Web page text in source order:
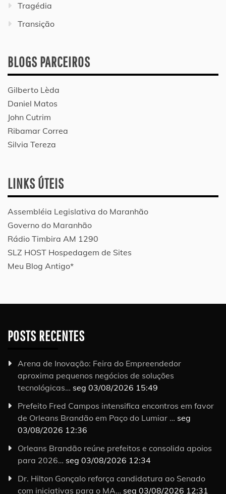
Tragédia
Transição
BLOGS PARCEIROS
Gilberto Lèda
Daniel Matos
John Cutrim
Ribamar Correa
Silvia Tereza
LINKS ÚTEIS
Assembléia Legislativa do Maranhão
Governo do Maranhão
Rádio Timbira AM 1290
SLZ HOST Hospedagem de Sites
Meu Blog Antigo*
POSTS RECENTES
Arena de Inovação: Feira do Empreendedor
aproxima pequenos negócios de soluções
tecnológicas… seg 03/08/2026 15:49
Prefeito Fred Campos intensifica encontros em favor
de Orleans Brandão em Paço do Lumiar … seg
03/08/2026 12:36
Orleans Brandão reúne prefeitos e consolida apoios
para 2026… seg 03/08/2026 12:34
Dr. Hilton Gonçalo reforça candidatura ao Senado
com iniciativas para o MA… seg 03/08/2026 12:31